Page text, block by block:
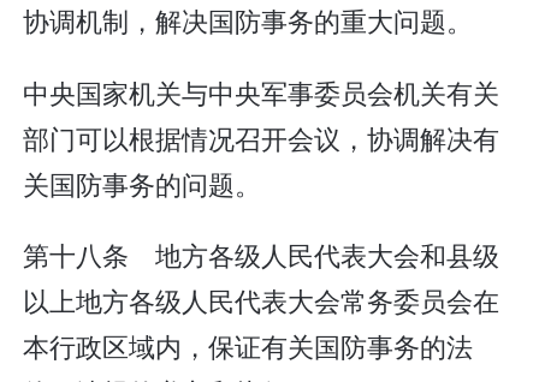
协调机制，解决国防事务的重大问题。
中央国家机关与中央军事委员会机关有关
部门可以根据情况召开会议，协调解决有
关国防事务的问题。
第十八条 地方各级人民代表大会和县级
以上地方各级人民代表大会常务委员会在
本行政区域内，保证有关国防事务的法